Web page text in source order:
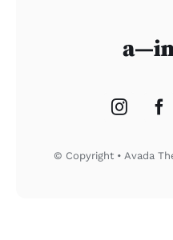
© Copyright • Avada